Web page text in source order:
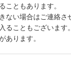
こともあります。
い場合はご連絡さ
こともございます。
あります。